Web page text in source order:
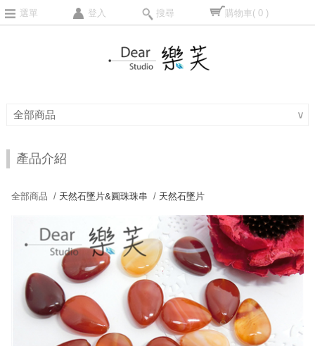
選單 登入 搜尋 購物車( 0 )
全部商品 ∨
產品介紹
全部商品 / 天然石墜片&圓珠珠串 / 天然石墜片